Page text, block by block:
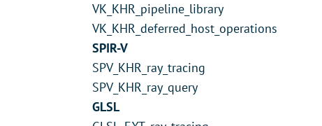
VK_KHR_pipeline_library
VK_KHR_deferred_host_operations
SPIR-V
SPV_KHR_ray_tracing
SPV_KHR_ray_query
GLSL